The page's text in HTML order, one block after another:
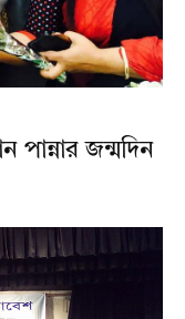
জন্মদিন